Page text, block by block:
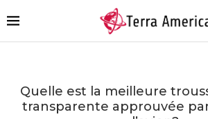
Quelle est la meilleure
transparente approuvée